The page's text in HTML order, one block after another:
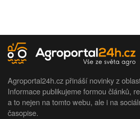
Agroportal24h.cz přináší novinky z
Informace publikujeme formou článků,
a to nejen na tomto webu, ale i na
časopise.